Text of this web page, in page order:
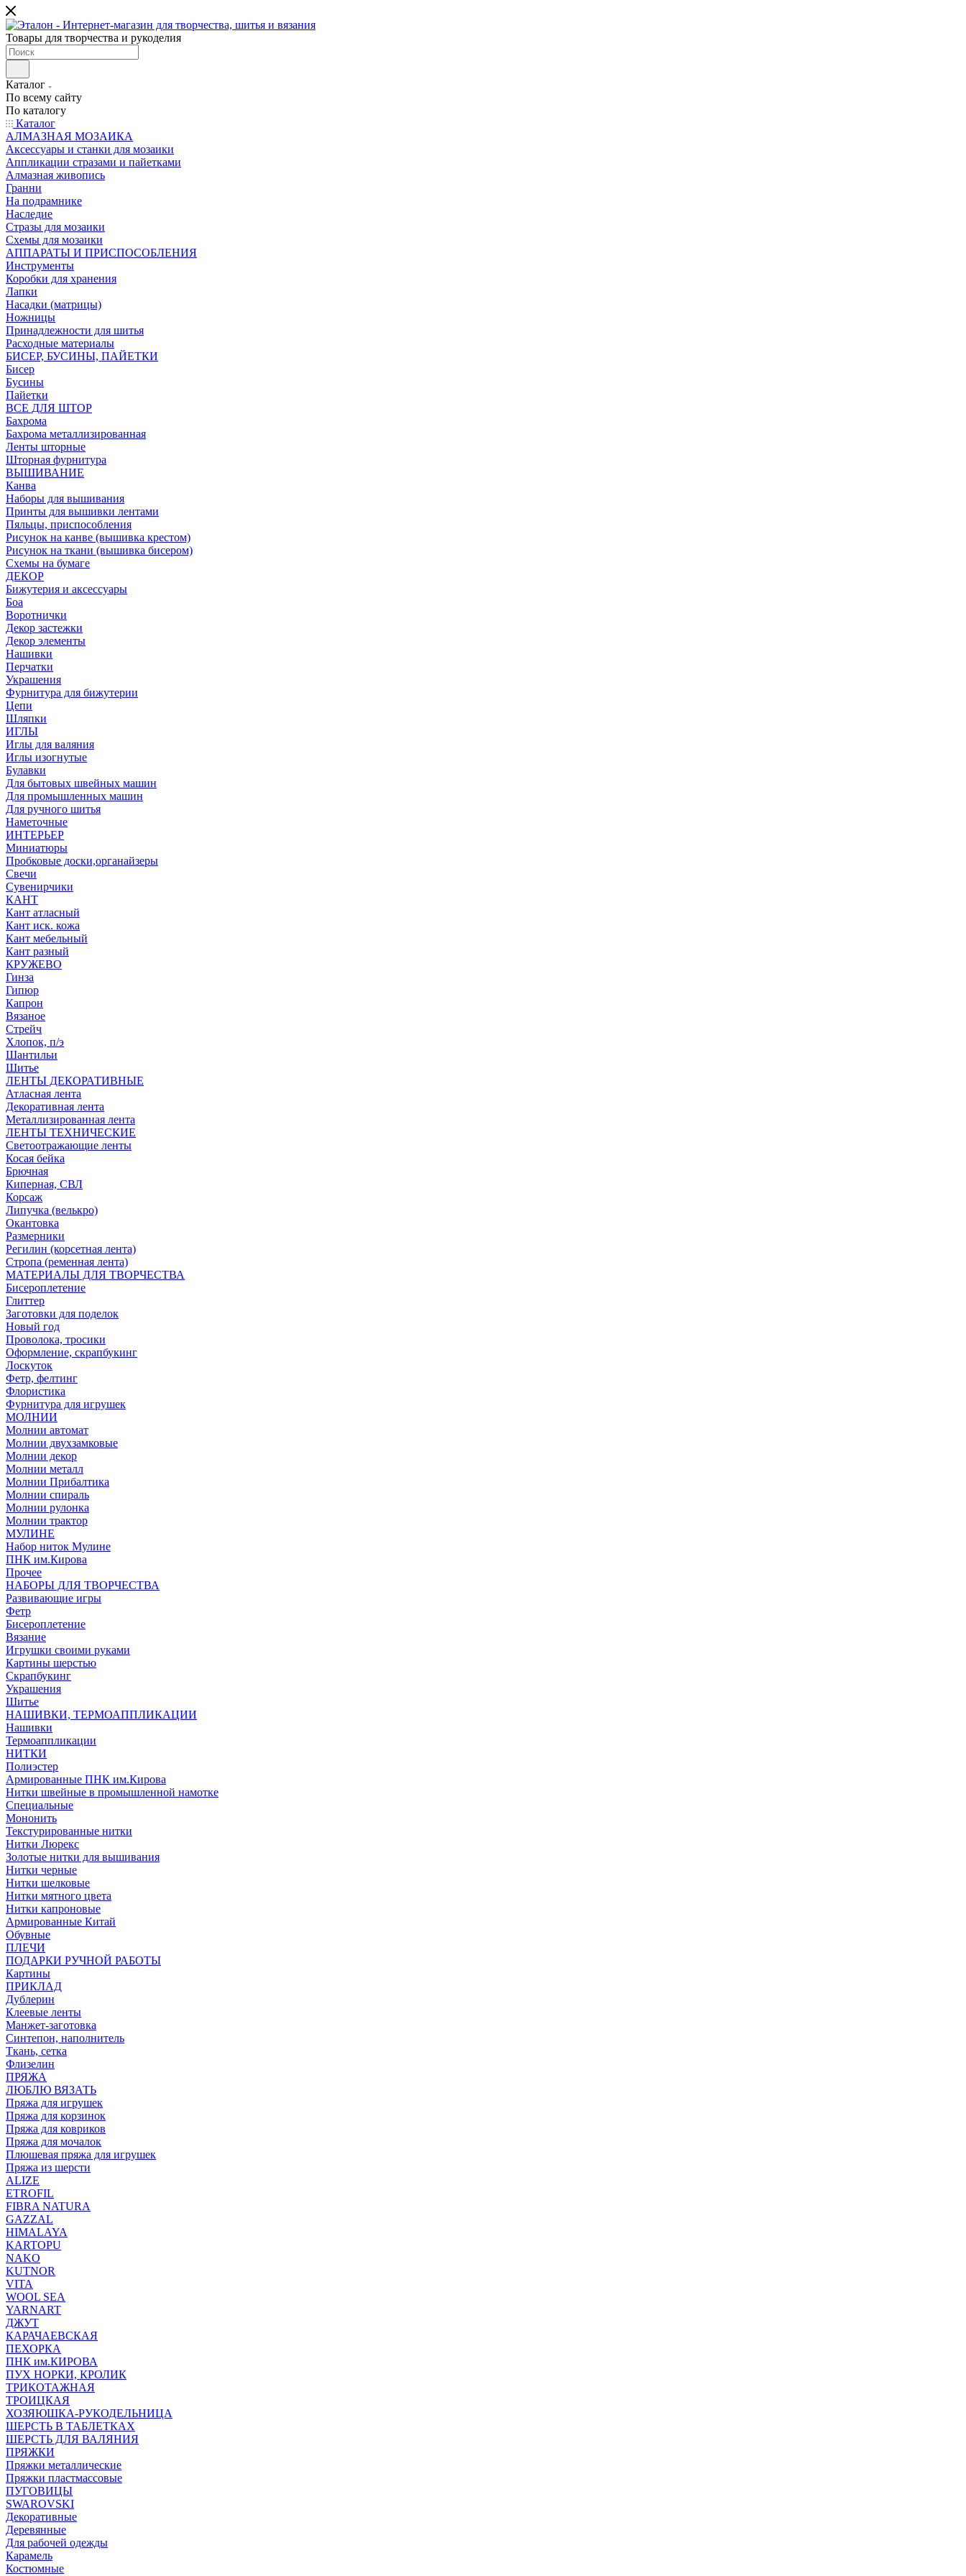
Товары для творчества и рукоделия
Каталог
По всему сайту
По каталогу
Каталог
АЛМАЗНАЯ МОЗАИКА
Аксессуары и станки для мозаики
Аппликации стразами и пайетками
Алмазная живопись
Гранни
На подрамнике
Наследие
Стразы для мозаики
Схемы для мозаики
АППАРАТЫ И ПРИСПОСОБЛЕНИЯ
Инструменты
Коробки для хранения
Лапки
Насадки (матрицы)
Ножницы
Принадлежности для шитья
Расходные материалы
БИСЕР, БУСИНЫ, ПАЙЕТКИ
Бисер
Бусины
Пайетки
ВСЕ ДЛЯ ШТОР
Бахрома
Бахрома металлизированная
Ленты шторные
Шторная фурнитура
ВЫШИВАНИЕ
Канва
Наборы для вышивания
Принты для вышивки лентами
Пяльцы, приспособления
Рисунок на канве (вышивка крестом)
Рисунок на ткани (вышивка бисером)
Схемы на бумаге
ДЕКОР
Бижутерия и аксессуары
Боа
Воротнички
Декор застежки
Декор элементы
Нашивки
Перчатки
Украшения
Фурнитура для бижутерии
Цепи
Шляпки
ИГЛЫ
Иглы для валяния
Иглы изогнутые
Булавки
Для бытовых швейных машин
Для промышленных машин
Для ручного шитья
Наметочные
ИНТЕРЬЕР
Миниатюры
Пробковые доски,органайзеры
Свечи
Сувенирчики
КАНТ
Кант атласный
Кант иск. кожа
Кант мебельный
Кант разный
КРУЖЕВО
Гинза
Гипюр
Капрон
Вязаное
Стрейч
Хлопок, п/э
Шантильи
Шитье
ЛЕНТЫ ДЕКОРАТИВНЫЕ
Атласная лента
Декоративная лента
Металлизированная лента
ЛЕНТЫ ТЕХНИЧЕСКИЕ
Светоотражающие ленты
Косая бейка
Брючная
Киперная, СВЛ
Корсаж
Липучка (велькро)
Окантовка
Размерники
Регилин (корсетная лента)
Стропа (ременная лента)
МАТЕРИАЛЫ ДЛЯ ТВОРЧЕСТВА
Бисероплетение
Глиттер
Заготовки для поделок
Новый год
Проволока, тросики
Оформление, скрапбукинг
Лоскуток
Фетр, фелтинг
Флористика
Фурнитура для игрушек
МОЛНИИ
Молнии автомат
Молнии двухзамковые
Молнии декор
Молнии металл
Молнии Прибалтика
Молнии спираль
Молнии рулонка
Молнии трактор
МУЛИНЕ
Набор ниток Мулине
ПНК им.Кирова
Прочее
НАБОРЫ ДЛЯ ТВОРЧЕСТВА
Развивающие игры
Фетр
Бисероплетение
Вязание
Игрушки своими руками
Картины шерстью
Скрапбукинг
Украшения
Шитье
НАШИВКИ, ТЕРМОАППЛИКАЦИИ
Нашивки
Термоаппликации
НИТКИ
Полиэстер
Армированные ПНК им.Кирова
Нитки швейные в промышленной намотке
Специальные
Мононить
Текстурированные нитки
Нитки Люрекс
Золотые нитки для вышивания
Нитки черные
Нитки шелковые
Нитки мятного цвета
Нитки капроновые
Армированные Китай
Обувные
ПЛЕЧИ
ПОДАРКИ РУЧНОЙ РАБОТЫ
Картины
ПРИКЛАД
Дублерин
Клеевые ленты
Манжет-заготовка
Синтепон, наполнитель
Ткань, сетка
Флизелин
ПРЯЖА
ЛЮБЛЮ ВЯЗАТЬ
Пряжа для игрушек
Пряжа для корзинок
Пряжа для ковриков
Пряжа для мочалок
Плюшевая пряжа для игрушек
Пряжа из шерсти
ALIZE
ETROFIL
FIBRA NATURA
GAZZAL
HIMALAYA
KARTOPU
NAKO
KUTNOR
VITA
WOOL SEA
YARNART
ДЖУТ
КАРАЧАЕВСКАЯ
ПЕХОРКА
ПНК им.КИРОВА
ПУХ НОРКИ, КРОЛИК
ТРИКОТАЖНАЯ
ТРОИЦКАЯ
ХОЗЯЮШКА-РУКОДЕЛЬНИЦА
ШЕРСТЬ В ТАБЛЕТКАХ
ШЕРСТЬ ДЛЯ ВАЛЯНИЯ
ПРЯЖКИ
Пряжки металлические
Пряжки пластмассовые
ПУГОВИЦЫ
SWAROVSKI
Декоративные
Деревянные
Для рабочей одежды
Карамель
Костюмные